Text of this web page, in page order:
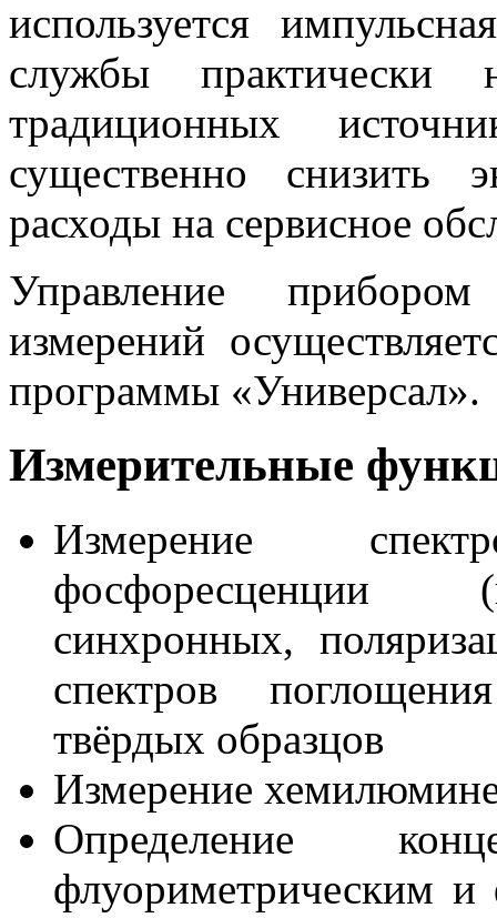
используется
службы практически
традиционных
существенно снизить
расходы на сервисное
Управление
измерений
программы «Универсал».
Измерительные
Измерение
фосфоресценции
синхронных,
спектров
твёрдых образцов
Измерение
Определение
флуориметрическим и